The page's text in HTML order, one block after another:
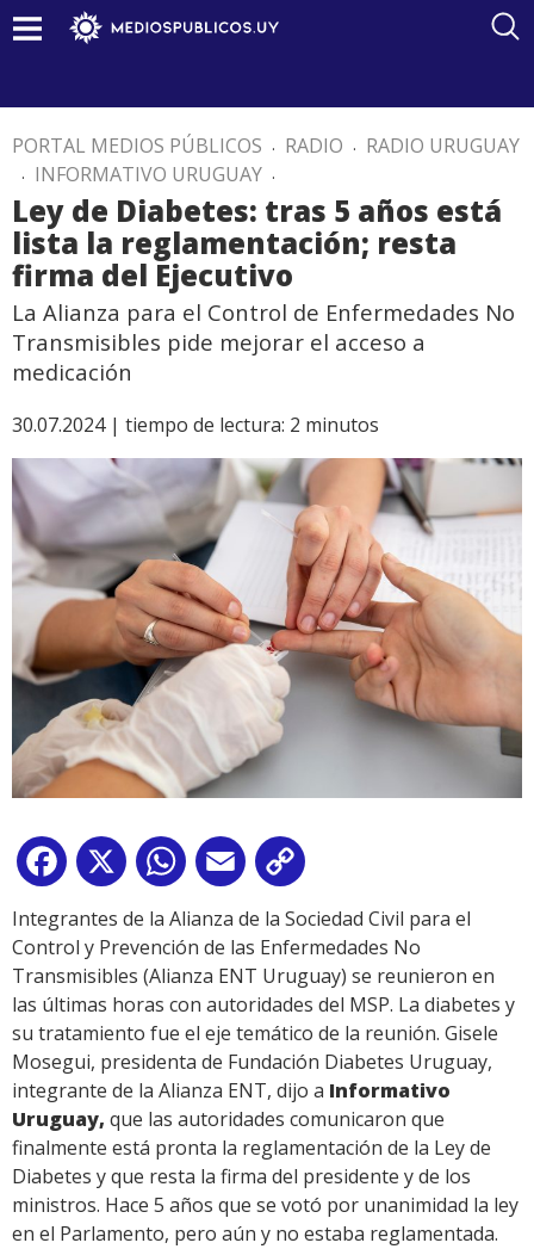
PORTAL MEDIOS PÚBLICOS . RADIO . RADIO URUGUAY
. INFORMATIVO URUGUAY .
Ley de Diabetes: tras 5 años está
lista la reglamentación; resta
firma del Ejecutivo
La Alianza para el Control de Enfermedades No
Transmisibles pide mejorar el acceso a
medicación
30.07.2024 | tiempo de lectura: 2 minutos
Facebook
X WhatsApp
Email
Link
Integrantes de la Alianza de la Sociedad Civil para el
Control y Prevención de las Enfermedades No
Transmisibles (Alianza ENT Uruguay) se reunieron en
las últimas horas con autoridades del MSP. La diabetes y
su tratamiento fue el eje temático de la reunión. Gisele
Mosegui, presidenta de Fundación Diabetes Uruguay,
integrante de la Alianza ENT, dijo a Informativo
Uruguay, que las autoridades comunicaron que
finalmente está pronta la reglamentación de la Ley de
Diabetes y que resta la firma del presidente y de los
ministros. Hace 5 años que se votó por unanimidad la ley
en el Parlamento, pero aún y no estaba reglamentada.